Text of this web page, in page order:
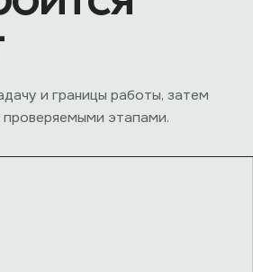
и границы работы, затем
этапами.